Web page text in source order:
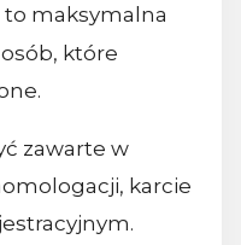
to maksymalna
które
zawarte w
karcie